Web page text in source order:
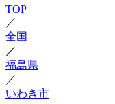
TOP
／
全国
／
福島県
／
いわき市